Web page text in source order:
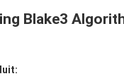
Blake3